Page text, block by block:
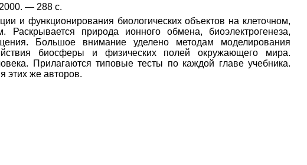
— 288 с.
и функционирования биологических объектов на клеточном,
природа ионного обмена, биоэлектрогенеза,
Большое внимание уделено методам моделирования
биосферы и физических полей окружающего мира.
Прилагаются типовые тесты по каждой главе учебника.
этих же авторов.